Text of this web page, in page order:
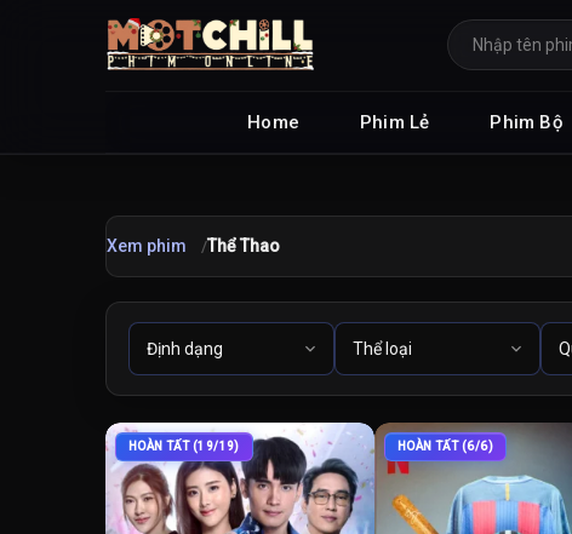
Home Phim Lẻ Phim Bộ
Xem phim Thể Thao
HOÀN TẤT (19/19) HOÀN TẤT (6/6)